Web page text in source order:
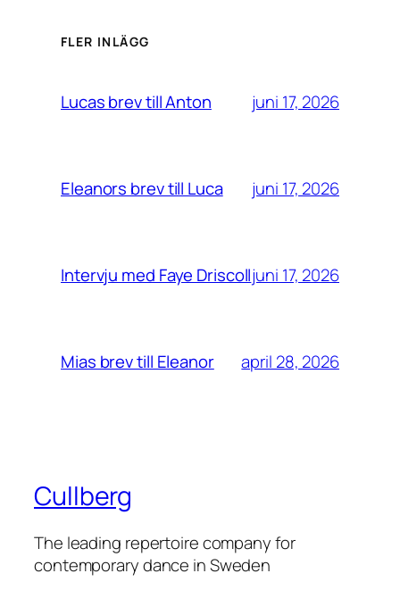
FLER INLÄGG
Lucas brev till Anton juni 17, 2026
Eleanors brev till Luca juni 17, 2026
Intervju med Faye Driscolljuni 17, 2026
Mias brev till Eleanor april 28, 2026
Cullberg
The leading repertoire company for
contemporary dance in Sweden